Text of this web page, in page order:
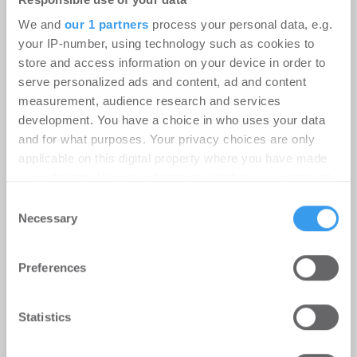
We and our 1 partners process your personal data, e.g.
your IP-number, using technology such as cookies to
store and access information on your device in order to
serve personalized ads and content, ad and content
measurement, audience research and services
development. You have a choice in who uses your data
and for what purposes. Your privacy choices are only
applicable on this digital property where you have made
the Privacy trigger icon.
Find out more about how your personal data is processed
and set your preferences in the
We use cookies to personalise content and ads, to
provide social media features and to analyse our traffic.
Selection
Necessary
Preferences
Statistics
Energiekonzepte Berlins